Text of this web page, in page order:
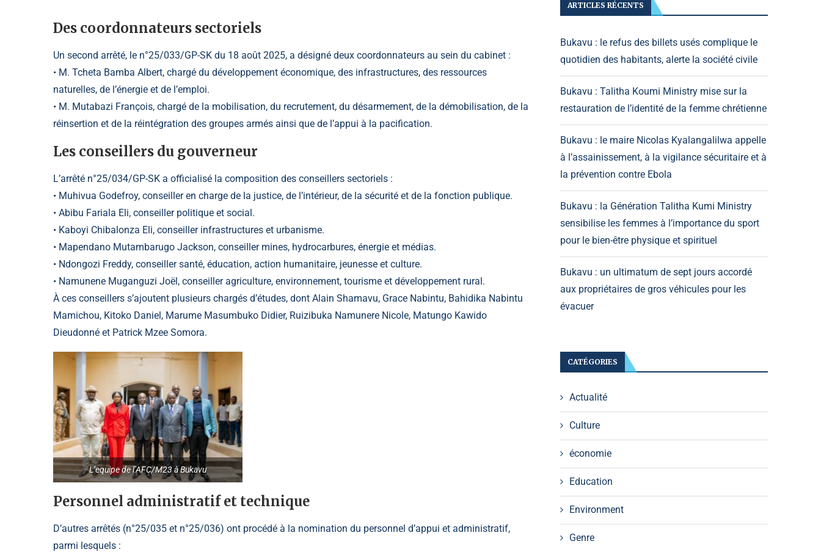
Des coordonnateurs sectoriels
Un second arrêté, le n°25/033/GP-SK du 18 août 2025, a désigné deux coordonnateurs au sein du cabinet :
• M. Tcheta Bamba Albert, chargé du développement économique, des infrastructures, des ressources
naturelles, de l’énergie et de l’emploi.
• M. Mutabazi François, chargé de la mobilisation, du recrutement, du désarmement, de la démobilisation, de la
réinsertion et de la réintégration des groupes armés ainsi que de l’appui à la pacification.
Les conseillers du gouverneur
L’arrêté n°25/034/GP-SK a officialisé la composition des conseillers sectoriels :
• Muhivua Godefroy, conseiller en charge de la justice, de l’intérieur, de la sécurité et de la fonction publique.
• Abibu Fariala Eli, conseiller politique et social.
• Kaboyi Chibalonza Eli, conseiller infrastructures et urbanisme.
• Mapendano Mutambarugo Jackson, conseiller mines, hydrocarbures, énergie et médias.
• Ndongozi Freddy, conseiller santé, éducation, action humanitaire, jeunesse et culture.
• Namunene Muganguzi Joël, conseiller agriculture, environnement, tourisme et développement rural.
À ces conseillers s’ajoutent plusieurs chargés d’études, dont Alain Shamavu, Grace Nabintu, Bahidika Nabintu
Mamichou, Kitoko Daniel, Marume Masumbuko Didier, Ruizibuka Namunere Nicole, Matungo Kawido
Dieudonné et Patrick Mzee Somora.
L’equipe de l’AFC/M23 à Bukavu
Personnel administratif et technique
D’autres arrêtés (n°25/035 et n°25/036) ont procédé à la nomination du personnel d’appui et administratif,
parmi lesquels :
ARTICLES RÉCENTS
Bukavu : le refus des billets usés complique le
quotidien des habitants, alerte la société civile
Bukavu : Talitha Koumi Ministry mise sur la
restauration de l’identité de la femme chrétienne
Bukavu : le maire Nicolas Kyalangalilwa appelle
à l’assainissement, à la vigilance sécuritaire et à
la prévention contre Ebola
Bukavu : la Génération Talitha Kumi Ministry
sensibilise les femmes à l’importance du sport
pour le bien-être physique et spirituel
Bukavu : un ultimatum de sept jours accordé
aux propriétaires de gros véhicules pour les
évacuer
CATÉGORIES
Actualité
Culture
économie
Education
Environment
Genre